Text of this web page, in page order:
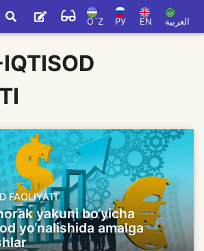
O`Z РУ EN العربية
FAOLIYATI
yakuni bo‘yicha
yo‘nalishida amalga